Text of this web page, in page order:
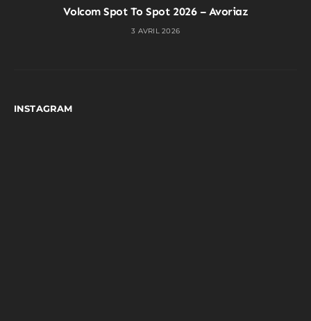
Volcom Spot To Spot 2026 – Avoriaz
3 AVRIL 2026
INSTAGRAM